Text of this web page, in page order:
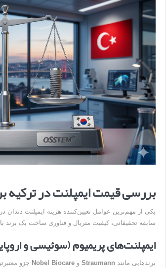
بررسی قیمت ایمپلنت در
یکی از مهم‌ترین عوامل تعیین‌کننده هزینه ایمپلنت
سابقه تحقیقاتی، کیفیت متریال و فناوری ساخت یک برند
ایمپلنت‌های پریمیوم (سوئیسی و
برندهایی مانند Straumann و Nobel Biocare جزو